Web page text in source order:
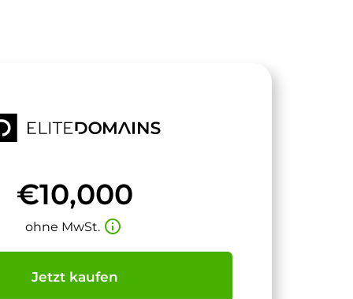
€10,000
ohne MwSt. info_outline
Jetzt kaufen